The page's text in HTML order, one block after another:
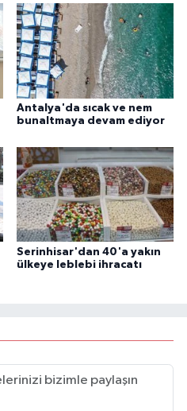
Antalya'da sıcak ve nem
bunaltmaya devam ediyor
Serinhisar'dan 40'a yakın
ülkeye leblebi ihracatı